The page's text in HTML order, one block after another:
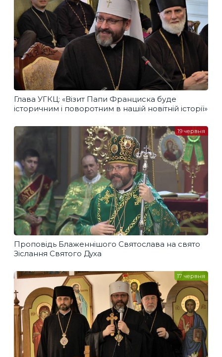
Глава УГКЦ: «Візит Папи Франциска буде
історичним і поворотним в нашій новітній історії»
Проповідь Блаженнішого Святослава на свято
Зіслання Святого Духа
19 червня
17 червня